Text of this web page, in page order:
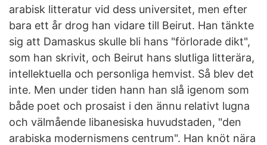
arabisk litteratur vid dess universitet, men efter
bara ett år drog han vidare till Beirut. Han tänkte
sig att Damaskus skulle bli hans "förlorade dikt",
som han skrivit, och Beirut hans slutliga litterära,
intellektuella och personliga hemvist. Så blev det
inte. Men under tiden hann han slå igenom som
både poet och prosaist i den ännu relativt lugna
och välmående libanesiska huvudstaden, "den
arabiska modernismens centrum". Han knöt nära